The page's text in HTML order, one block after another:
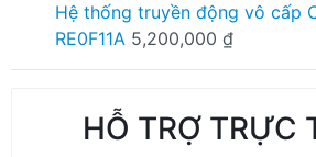
Hệ thống truyền động vô cấp
RE0F11A 5,200,000 ₫
HỖ TRỢ TRỰC